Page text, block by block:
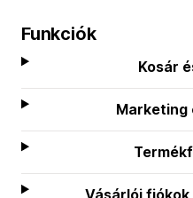
Funkciók
Kosár
Marketing
Vásárlói